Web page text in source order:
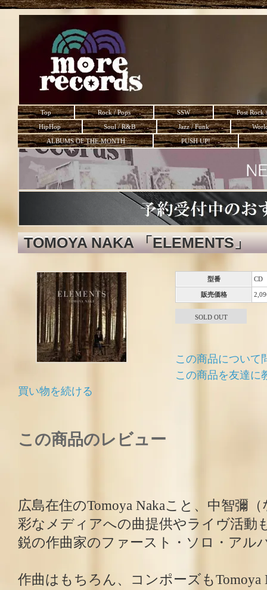
Top Rock / Pops SSW
Post Rock
HipHop
Soul / R&B Jazz / Funk
ALBUMS OF THE MONTH
PUSH UP!
TOMOYA NAKA 「ELEMENTS」
型番 CD
販売価格
SOLD OUT
この商品について
この商品を友達に
買い物を続ける
この商品のレビュー
広島在住のTomoya Nakaこと、中智彌
彩なメディアへの曲提供やライヴ活動
鋭の作曲家のファースト・ソロ・アル
作曲はもちろん、コンポーズもTomoya